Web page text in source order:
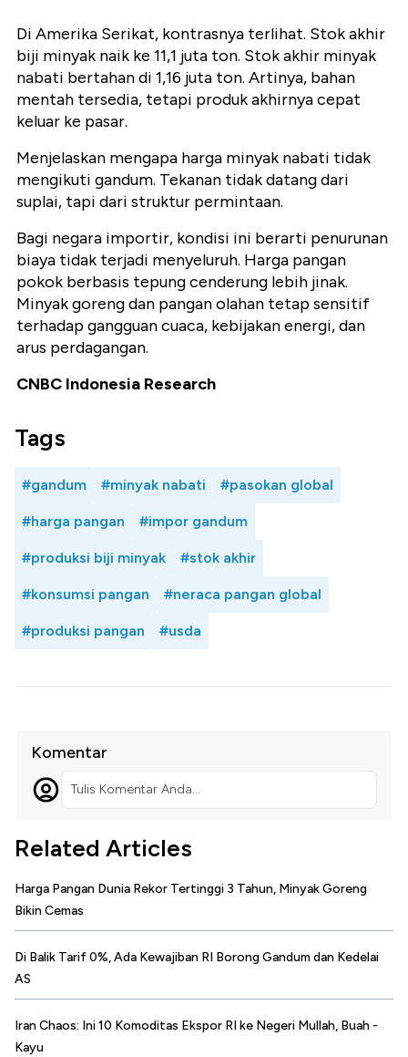
Di Amerika Serikat, kontrasnya terlihat. Stok akhir
biji minyak naik ke 11,1 juta ton. Stok akhir minyak
nabati bertahan di 1,16 juta ton. Artinya, bahan
mentah tersedia, tetapi produk akhirnya cepat
keluar ke pasar.
Menjelaskan mengapa harga minyak nabati tidak
mengikuti gandum. Tekanan tidak datang dari
suplai, tapi dari struktur permintaan.
Bagi negara importir, kondisi ini berarti penurunan
biaya tidak terjadi menyeluruh. Harga pangan
pokok berbasis tepung cenderung lebih jinak.
Minyak goreng dan pangan olahan tetap sensitif
terhadap gangguan cuaca, kebijakan energi, dan
arus perdagangan.
CNBC Indonesia Research
Tags
#gandum #minyak nabati #pasokan global
#harga pangan #impor gandum
#produksi biji minyak #stok akhir
#konsumsi pangan #neraca pangan global
#produksi pangan #usda
Komentar
Tulis Komentar Anda...
Related Articles
Harga Pangan Dunia Rekor Tertinggi 3 Tahun, Minyak Goreng
Bikin Cemas
Di Balik Tarif 0%, Ada Kewajiban RI Borong Gandum dan Kedelai
AS
Iran Chaos: Ini 10 Komoditas Ekspor RI ke Negeri Mullah, Buah -
Kayu